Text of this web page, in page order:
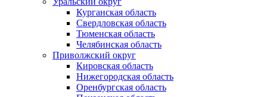
Курганская область
Свердловская область
Тюменская область
Челябинская область
Приволжский округ
Кировская область
Нижегородская область
Оренбургская область